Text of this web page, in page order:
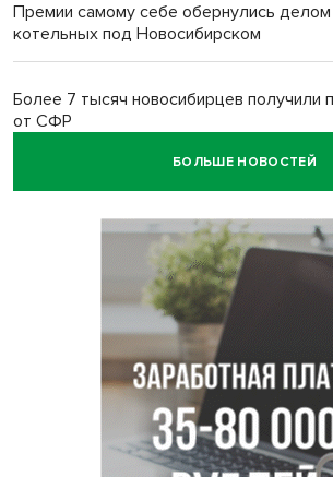
Премии самому себе обернулись
котельных под Новосибирском
Более 7 тысяч новосибирцев получили
от СФР
БОЛЬШЕ НОВОСТЕЙ